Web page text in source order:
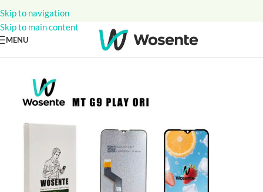
Skip to navigation
Skip to main content
MENU